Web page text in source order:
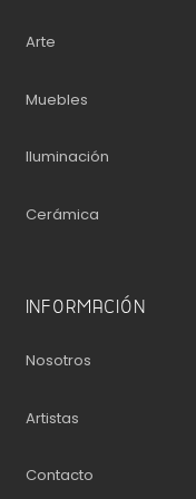
Arte
Muebles
Iluminación
Cerámica
INFORMACIÓN
Nosotros
Artistas
Contacto